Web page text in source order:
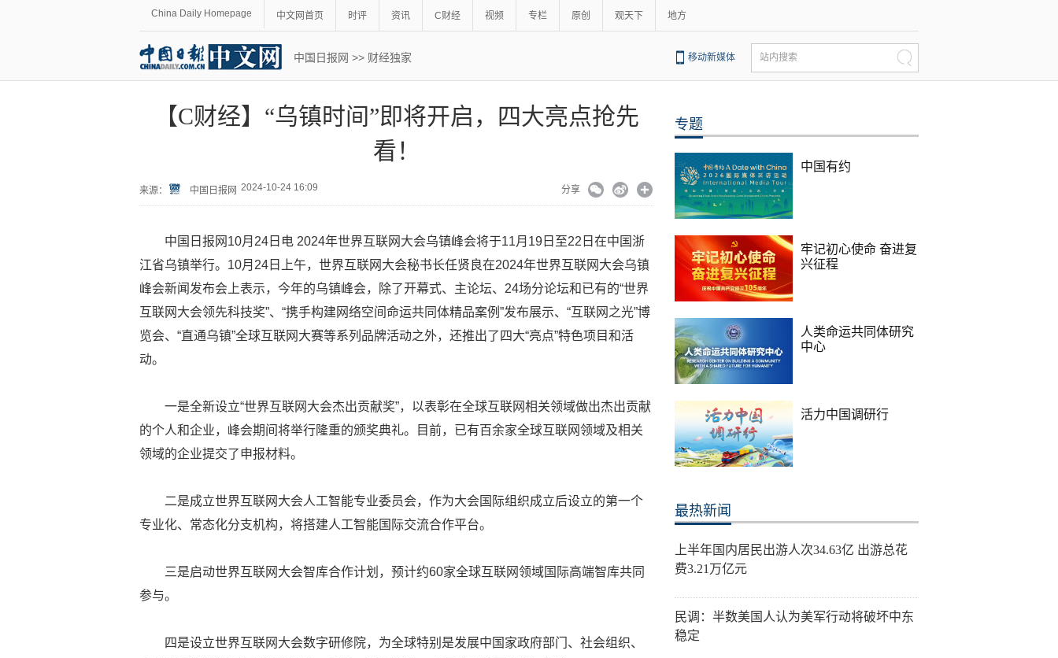
China Daily Homepage 中文网首页 时评 资讯 C财经 视频 专栏 原创 观天下 地方
中国日报网 >> 财经独家 移动新媒体 站内搜索
【C财经】“乌镇时间”即将开启，四大亮点抢先
看！
来源： 中国日报网 2024-10-24 16:09 分享
中国日报网10月24日电 2024年世界互联网大会乌镇峰会将于11月19日至22日在中国浙
江省乌镇举行。10月24日上午，世界互联网大会秘书长任贤良在2024年世界互联网大会乌镇
峰会新闻发布会上表示，今年的乌镇峰会，除了开幕式、主论坛、24场分论坛和已有的“世界
互联网大会领先科技奖”、“携手构建网络空间命运共同体精品案例”发布展示、“互联网之光”博
览会、“直通乌镇”全球互联网大赛等系列品牌活动之外，还推出了四大“亮点”特色项目和活
动。
一是全新设立“世界互联网大会杰出贡献奖”，以表彰在全球互联网相关领域做出杰出贡献
的个人和企业，峰会期间将举行隆重的颁奖典礼。目前，已有百余家全球互联网领域及相关
领域的企业提交了申报材料。
二是成立世界互联网大会人工智能专业委员会，作为大会国际组织成立后设立的第一个
专业化、常态化分支机构，将搭建人工智能国际交流合作平台。
三是启动世界互联网大会智库合作计划，预计约60家全球互联网领域国际高端智库共同
参与。
四是设立世界互联网大会数字研修院，为全球特别是发展中国家政府部门、社会组织、
专题
中国有约
牢记初心使命 奋进复
兴征程
人类命运共同体研究
中心
活力中国调研行
最热新闻
上半年国内居民出游人次34.63亿 出游总花
费3.21万亿元
民调：半数美国人认为美军行动将破坏中东
稳定